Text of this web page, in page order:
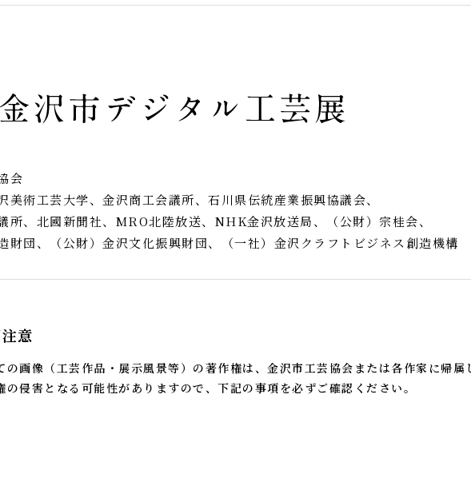
会
美術工芸大学、金沢商工会議所、石川県伝統産業振興協議会、
所、北國新聞社、MRO北陸放送、NHK金沢放送局、（公財）宗桂会、
財団、（公財）金沢文化振興財団、（一社）金沢クラフトビジネス創造機構
意
画像（工芸作品・展示風景等）の著作権は、金沢市工芸協会または各作家に帰属
侵害となる可能性がありますので、下記の事項を必ずご確認ください。